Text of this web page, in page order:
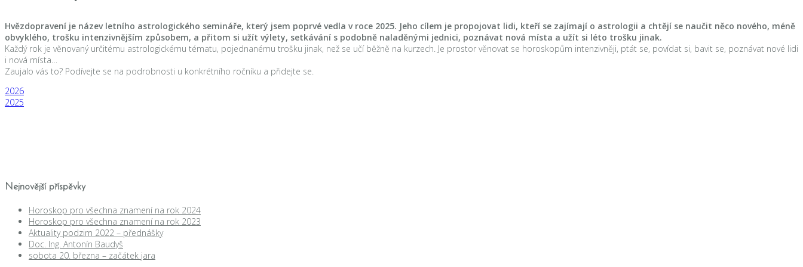
Hvězdopravení je název letního astrologického semináře, který jsem poprvé vedla v roce 2025. Jeho cílem je propojovat lidi, kteří se zajímají o astrologii a chtějí se naučit něco nového, méně
obvyklého, trošku intenzivnějším způsobem, a přitom si užít výlety, setkávání s podobně naladěnými jednici, poznávat nová místa a užít si léto trošku jinak.
Každý rok je věnovaný určitému astrologickému tématu, pojednanému trošku jinak, než se učí běžně na kurzech. Je prostor věnovat se horoskopům intenzivněji, ptát se, povídat si, bavit se, poznávat nové lidi
i nová místa…
Zaujalo vás to? Podívejte se na podrobnosti u konkrétního ročníku a přidejte se.
2026
2025
Nejnovější příspěvky
Horoskop pro všechna znamení na rok 2024
Horoskop pro všechna znamení na rok 2023
Aktuality podzim 2022 – přednášky
Doc. Ing. Antonín Baudyš
sobota 20. března – začátek jara